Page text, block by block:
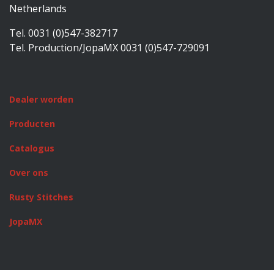
Netherlands
Tel. 0031 (0)547-382717
Tel. Production/JopaMX 0031 (0)547-729091
Dealer worden
Producten
Catalogus
Over ons
Rusty Stitches
JopaMX